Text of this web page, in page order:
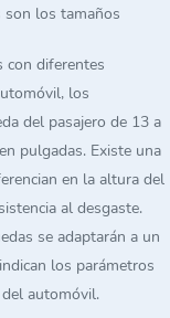
son los tamaños
con diferentes
los
del pasajero de 13 a
pulgadas. Existe una
en la altura del
al desgaste.
se adaptarán a un
los parámetros
automóvil.